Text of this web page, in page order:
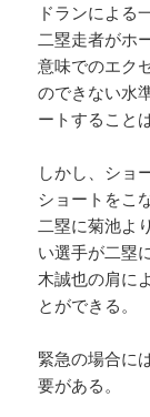
ドランによる
二塁走者がホ
意味でのエク
のできない水
ートすること
しかし、ショ
ショートをこ
二塁に菊池よ
い選手が二塁
木誠也の肩に
とができる。
緊急の場合に
要がある。